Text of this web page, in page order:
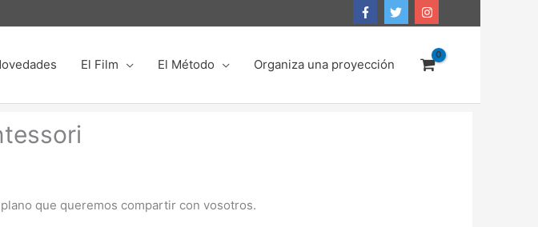
El Film El Método Organiza una proyección
que queremos compartir con vosotros.